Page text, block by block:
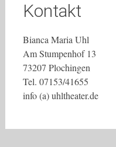
Kontakt
Bianca Maria Uhl
Am Stumpenhof 13
73207 Plochingen
Tel. 07153/41655
info (a) uhltheater.de